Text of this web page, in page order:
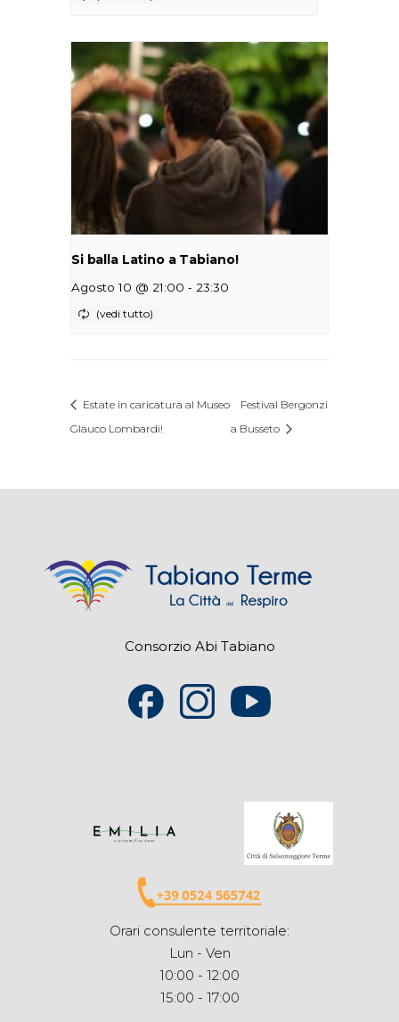
Si balla Latino a Tabiano!
Agosto 10 @ 21:00 - 23:30
Estate in caricatura al Museo
Glauco Lombardi!
Festival Bergonzi
a Busseto
Consorzio Abi Tabiano
Orari consulente territoriale:
Lun - Ven
10:00 - 12:00
15:00 - 17:00